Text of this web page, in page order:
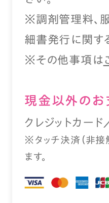
※調剤管理料、
細書発行に関す
※その他事項は
現⾦以外のお
クレジットカー
※タッチ決済（⾮接
ます。